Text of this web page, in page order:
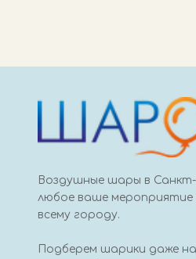
Воздушные шары в
любое ваше мероприятие
всему городу.
Подберем шарики даже